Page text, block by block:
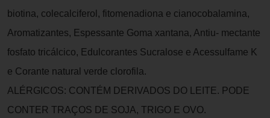
biotina, colecalciferol, fitomenadiona e cianocobalamina,
Aromatizantes, Espessante Goma xantana, Antiu- mectante
fosfato tricálcico, Edulcorantes Sucralose e Acessulfame K
e Corante natural verde clorofila.
ALÉRGICOS: CONTÉM DERIVADOS DO LEITE. PODE
CONTER TRAÇOS DE SOJA, TRIGO E OVO.